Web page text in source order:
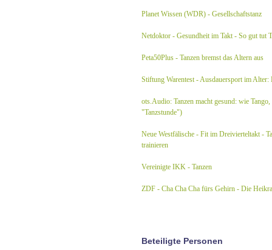
Planet Wissen (WDR) - Gesellschaftstanz
Netdoktor - Gesundheit im Takt - So gut tut
Peta50Plus - Tanzen bremst das Altern aus
Stiftung Warentest - Ausdauersport im Alter:
ots.Audio: Tanzen macht gesund: wie
"Tanzstunde")
Neue Westfälische - Fit im Dreivierteltakt -
trainieren
Vereinigte IKK - Tanzen
ZDF - Cha Cha Cha fürs Gehirn - Die
Beteiligte Personen